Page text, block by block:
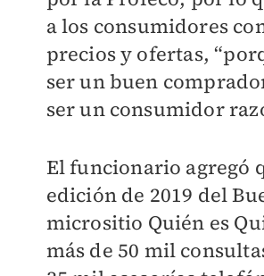
a los consumidores
precios y ofertas,
ser un buen
ser un consumidor
El funcionario agregó
edición de 2019 del
micrositio Quién es
más de 50 mil